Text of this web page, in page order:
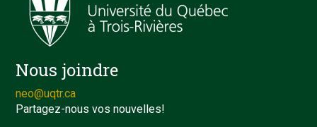
Nous joindre
neo@uqtr.ca
Partagez-nous vos nouvelles!